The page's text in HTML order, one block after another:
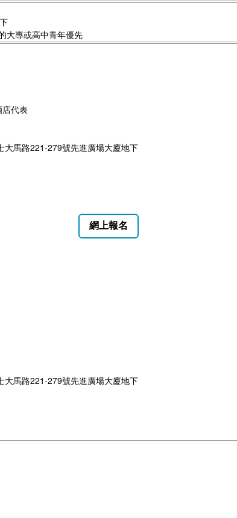
大專或高中青年優先
代表
大馬路221-279號先進廣場大廈地下
網上報名
大馬路221-279號先進廣場大廈地下